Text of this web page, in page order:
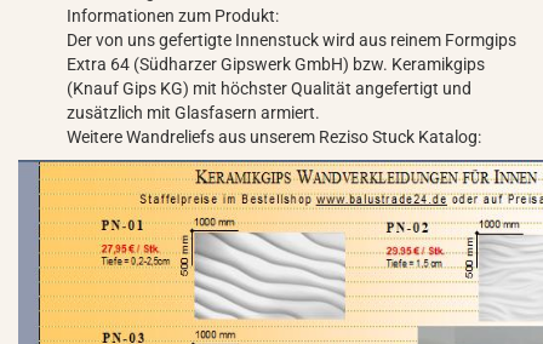
Informationen zum Produkt:
Der von uns gefertigte Innenstuck wird aus reinem Formgips
Extra 64 (Südharzer Gipswerk GmbH) bzw. Keramikgips
(Knauf Gips KG) mit höchster Qualität angefertigt und
zusätzlich mit Glasfasern armiert.
Weitere Wandreliefs aus unserem Reziso Stuck Katalog: